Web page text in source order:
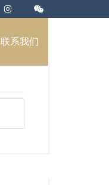
联系我们